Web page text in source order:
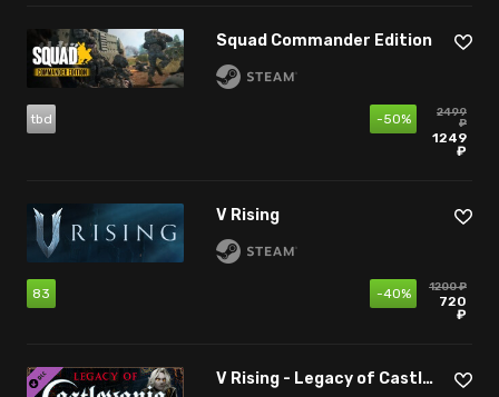
Squad Commander Edition
tbd -50%
2499
₽
1249
₽
V Rising
83 -40% 1200 ₽
720
₽
V Rising - Legacy of Castlevania Premium Pack